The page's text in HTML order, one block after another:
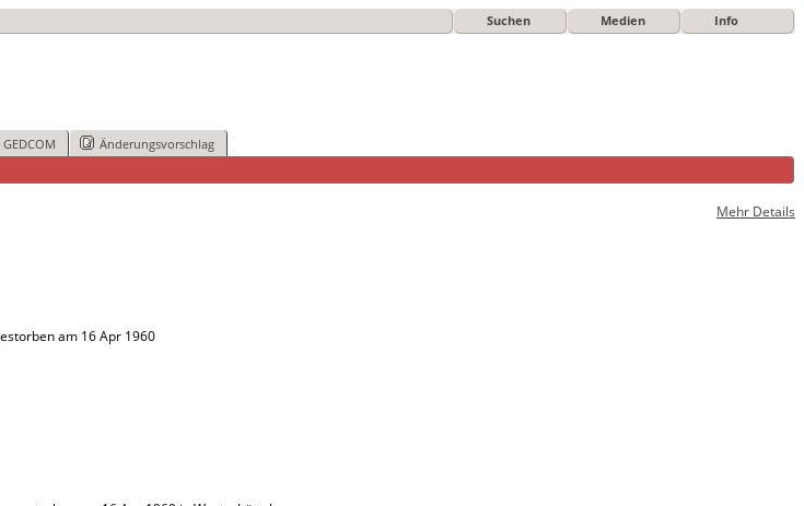
Suchen Medien Info
GEDCOM
Änderungsvorschlag
Mehr Details
am 16 Apr 1960